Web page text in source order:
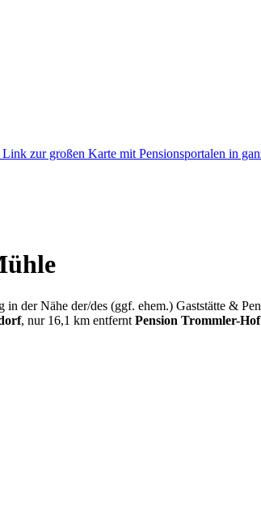
der Nähe der/des (ggf. ehem.) Gaststätte &
, nur 16,1 km entfernt Pension Trommler-Hof